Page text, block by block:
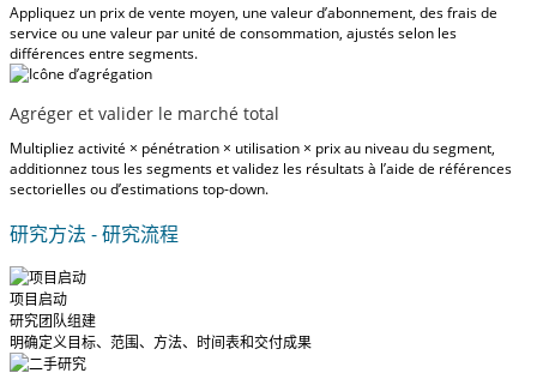
Appliquez un prix de vente moyen, une valeur d’abonnement, des frais de
service ou une valeur par unité de consommation, ajustés selon les
différences entre segments.
Agréger et valider le marché total
Multipliez activité × pénétration × utilisation × prix au niveau du segment,
additionnez tous les segments et validez les résultats à l’aide de références
sectorielles ou d’estimations top-down.
研究方法 - 研究流程
项目启动
研究团队组建
明确定义目标、范围、方法、时间表和交付成果